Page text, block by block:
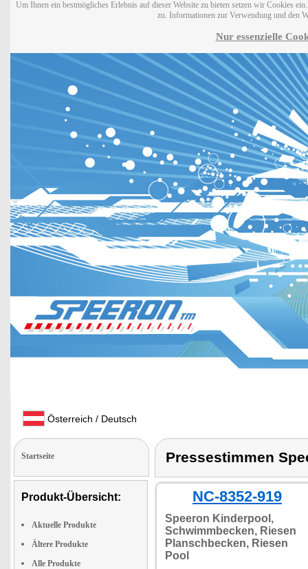
Um Ihnen ein bestmögliches Erlebnis auf dieser Website zu bieten setzen wir Cookies
zu. Informationen zur Verwendung und den
Nur essenzielle
Österreich / Deutsch
Startseite
Produkt-Übersicht:
Aktuelle Produkte
Ältere Produkte
Alle Produkte
Pressestimmen
NC-8352-919
Speeron Kinderpool,
Schwimmbecken, Riesen
Planschbecken, Riesen
Pool